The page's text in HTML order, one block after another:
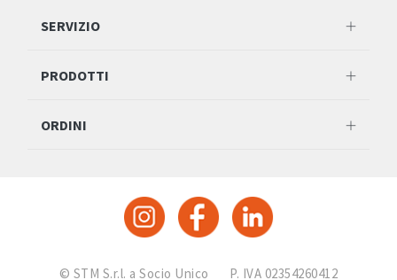
SERVIZIO
PRODOTTI
ORDINI
© STM S.r.l. a Socio Unico P. IVA 02354260412